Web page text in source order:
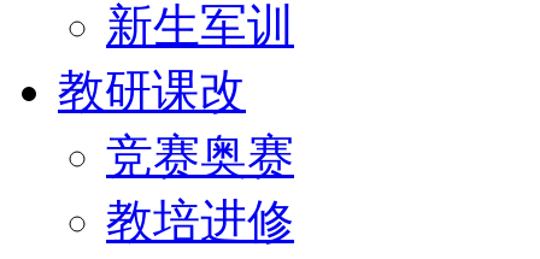
新生军训
教研课改
竞赛奥赛
教培进修